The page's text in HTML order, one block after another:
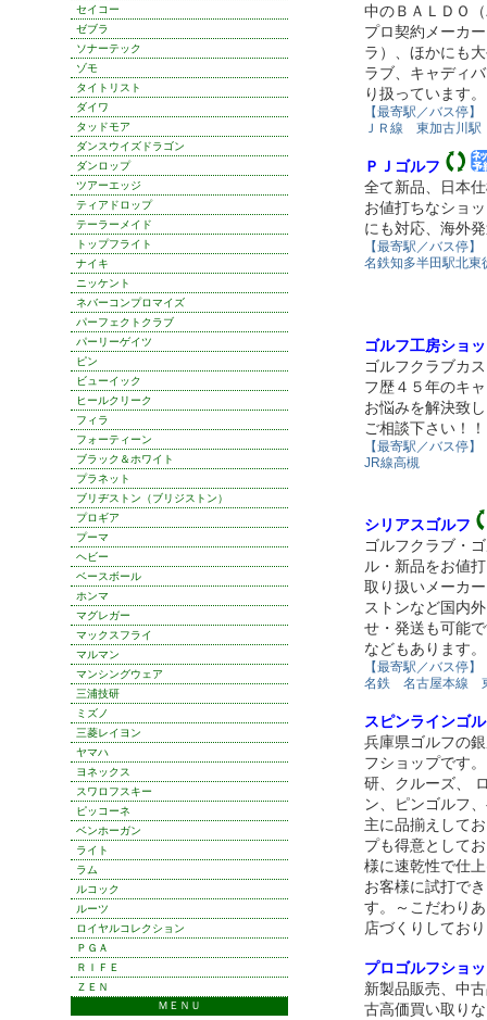
中のＢＡＬＤＯ
プロ契約メーカ
ラ）、ほかにも
ラブ、キャディ
り扱っています。
【最寄駅／バス停】
ＪＲ線 東加古川駅
ＰＪゴルフ
全て新品、日本
お値打ちなショ
にも対応、海外
【最寄駅／バス停】
名鉄知多半田駅北東
ゴルフ工房ショ
ゴルフクラブカ
フ歴４５年のキ
お悩みを解決致
ご相談下さい！！
【最寄駅／バス停】
JR線高槻
シリアスゴルフ
ゴルフクラブ・
ル・新品をお値
取り扱いメーカ
ストンなど国内
せ・発送も可能
などもあります。
【最寄駅／バス停】
名鉄 名古屋本線
スピンラインゴ
兵庫県ゴルフの
フショップです
研、クルーズ、
ン、ピンゴルフ
主に品揃えして
プも得意として
様に速乾性で仕
お客様に試打で
す。～こだわり
店づくりしてお
プロゴルフショ
新製品販売、中
古高価買い取り
セイコー
ゼブラ
ソナーテック
ゾモ
タイトリスト
ダイワ
タッドモア
ダンスウイズドラゴン
ダンロップ
ツアーエッジ
ティアドロップ
テーラーメイド
トップフライト
ナイキ
ニッケント
ネバーコンプロマイズ
パーフェクトクラブ
パーリーゲイツ
ピン
ビューイック
ヒールクリーク
フィラ
フォーティーン
ブラック＆ホワイト
プラネット
ブリヂストン（ブリジストン）
プロギア
プーマ
ヘビー
ベースボール
ホンマ
マグレガー
マックスフライ
マルマン
マンシングウェア
三浦技研
ミズノ
三菱レイヨン
ヤマハ
ヨネックス
スワロフスキー
ピッコーネ
ベンホーガン
ライト
ラム
ルコック
ルーツ
ロイヤルコレクション
ＰＧＡ
ＲＩＦＥ
ＺＥＮ
ＭＥＮＵ